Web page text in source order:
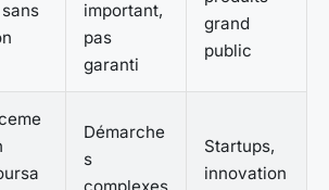
important,
pas
garanti
grand
public
Démarche
s
Startups,
innovation